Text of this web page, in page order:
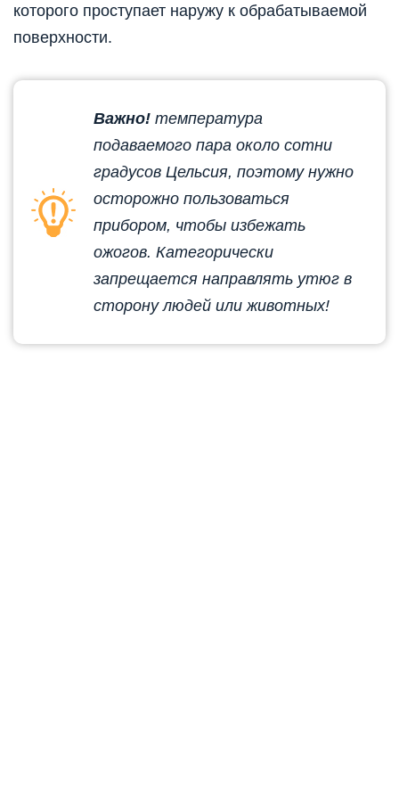
которого проступает наружу к обрабатываемой
поверхности.
Важно! температура
подаваемого пара около сотни
градусов Цельсия, поэтому нужно
осторожно пользоваться
прибором, чтобы избежать
ожогов. Категорически
запрещается направлять утюг в
сторону людей или животных!